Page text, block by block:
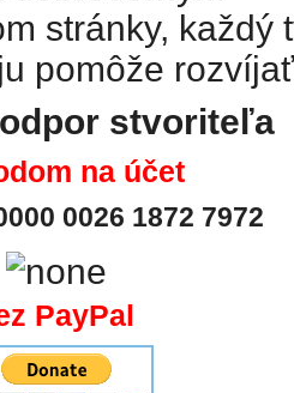
stránky, každý
pomôže
stvoriteľa
na účet
0026 1872 7972
PayPal